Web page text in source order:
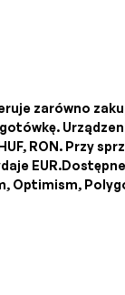
zarówno
RON. Przy
EUR
Optimism,